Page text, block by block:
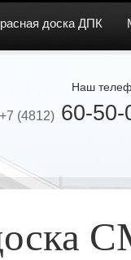
доска ДПК
Наш
+7 (4812) 60-50-